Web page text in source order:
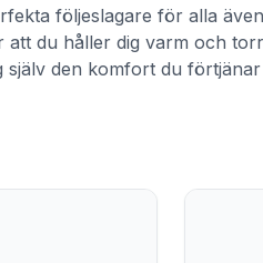
följeslagare för alla
du håller dig varm och
den komfort du